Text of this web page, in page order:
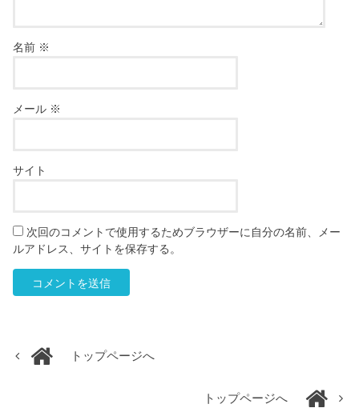
名前 ※
メール ※
サイト
次回のコメントで使用するためブラウザーに自分の名前、メー
ルアドレス、サイトを保存する。
トップページへ
トップページへ